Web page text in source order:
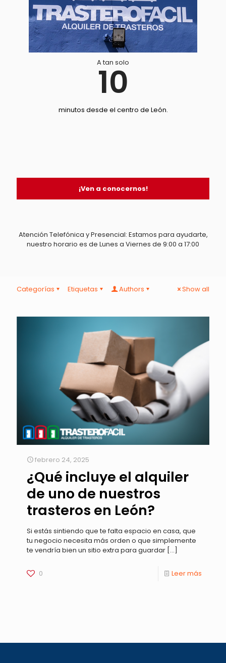
A tan solo
10
minutos desde el centro de León.
¡Ven a conocernos!
Atención Telefónica y Presencial: Estamos para ayudarte,
nuestro horario es de Lunes a Viernes de 9:00 a 17:00
Categorías Etiquetas Authors Show all
febrero 24, 2025
¿Qué incluye el alquiler
de uno de nuestros
trasteros en León?
Si estás sintiendo que te falta espacio en casa, que
tu negocio necesita más orden o que simplemente
te vendría bien un sitio extra para guardar […]
0 Leer más